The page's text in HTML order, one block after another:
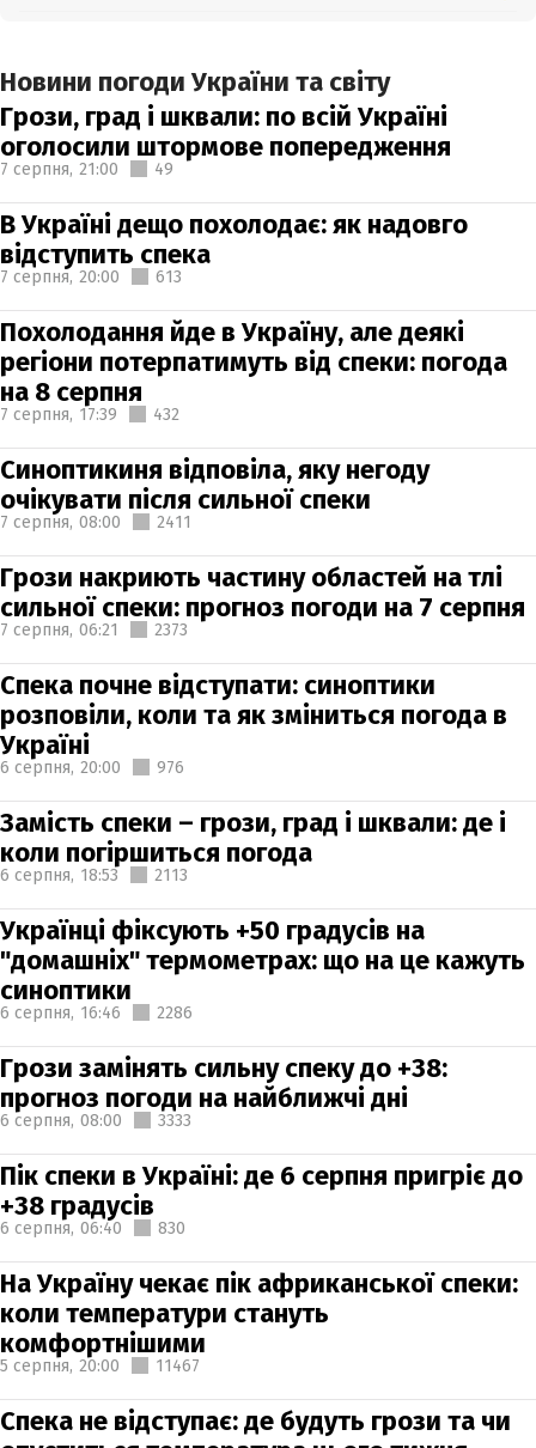
Новини погоди України та світу
Грози, град і шквали: по всій Україні
оголосили штормове попередження
7 серпня, 21:00 49
В Україні дещо похолодає: як надовго
відступить спека
7 серпня, 20:00 613
Похолодання йде в Україну, але деякі
регіони потерпатимуть від спеки: погода
на 8 серпня
7 серпня, 17:39 432
Синоптикиня відповіла, яку негоду
очікувати після сильної спеки
7 серпня, 08:00 2411
Грози накриють частину областей на тлі
сильної спеки: прогноз погоди на 7 серпня
7 серпня, 06:21 2373
Спека почне відступати: синоптики
розповіли, коли та як зміниться погода в
Україні
6 серпня, 20:00 976
Замість спеки – грози, град і шквали: де і
коли погіршиться погода
6 серпня, 18:53 2113
Українці фіксують +50 градусів на
"домашніх" термометрах: що на це кажуть
синоптики
6 серпня, 16:46 2286
Грози замінять сильну спеку до +38:
прогноз погоди на найближчі дні
6 серпня, 08:00 3333
Пік спеки в Україні: де 6 серпня пригріє до
+38 градусів
6 серпня, 06:40 830
На Україну чекає пік африканської спеки:
коли температури стануть
комфортнішими
5 серпня, 20:00 11467
Спека не відступає: де будуть грози та чи